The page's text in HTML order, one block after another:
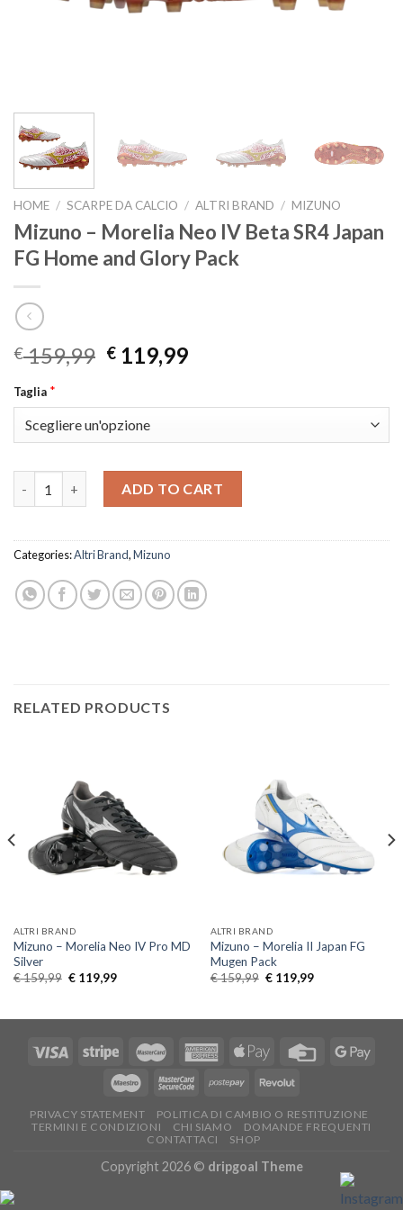
HOME / SCARPE DA CALCIO / ALTRI BRAND / MIZUNO
Mizuno – Morelia Neo IV Beta SR4 Japan
FG Home and Glory Pack
€159,99 Original
€ 159,99.
€ 119,99Current
Taglia *
ADD TO CART
Categories:Altri Brand,Mizuno
RELATED PRODUCTS
ALTRI BRAND
Mizuno – Morelia Neo IV Pro MD
Silver
€159,99 Original
€119,99Current
ALTRI BRAND
Mizuno – Morelia II Japan FG
Mugen Pack
€159,99 Original
€119,99Current
PRIVACY STATEMENT
POLITICA DI CAMBIO O RESTITUZIONE
TERMINI E CONDIZIONI
CHI SIAMO
DOMANDE FREQUENTI
CONTATTACI
SHOP
Copyright 2026 © dripgoal Theme